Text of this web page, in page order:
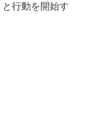
行動を開始す